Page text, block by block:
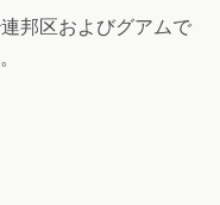
邦区およびグアムで